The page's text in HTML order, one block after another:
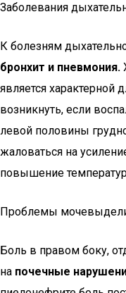
Заболевания
К болезням
бронхит и пневмония.
является характерной
возникнуть, если
левой половины
жаловаться на
повышение
Проблемы
Боль в правом боку,
на почечные